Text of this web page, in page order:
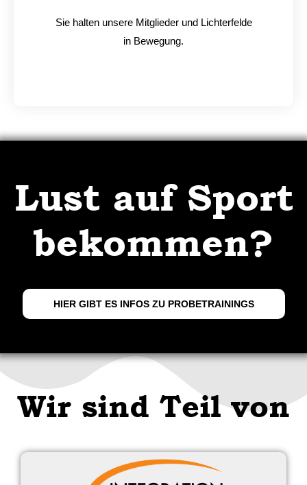
Sie halten unsere Mitglieder und Lichterfelde
in Bewegung.
Lust auf Sport
bekommen?
HIER GIBT ES INFOS ZU PROBETRAININGS
Wir sind Teil von